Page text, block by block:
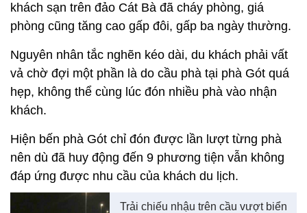
khách sạn trên đảo Cát Bà đã cháy phòng, giá
phòng cũng tăng cao gấp đôi, gấp ba ngày thường.
Nguyên nhân tắc nghẽn kéo dài, du khách phải vất
vả chờ đợi một phần là do cầu phà tại phà Gót quá
hẹp, không thể cùng lúc đón nhiều phà vào nhận
khách.
Hiện bến phà Gót chỉ đón được lần lượt từng phà
nên dù đã huy động đến 9 phương tiện vẫn không
đáp ứng được nhu cầu của khách du lịch.
Trải chiếu nhậu trên cầu vượt biển